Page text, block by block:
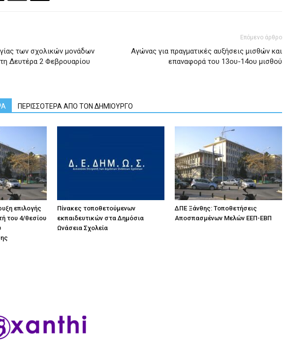
των σχολικών μονάδων
Δευτέρα 2 Φεβρουαρίου
Επόμενο άρθρο
Αγώνας για πραγματικές αυξήσεις μισθών και
επαναφορά του 13ου-14ου μισθού
ΠΕΡΙΣΣΟΤΕΡΑ ΑΠΟ ΤΟΝ ΔΗΜΙΟΥΡΓΟ
επιλογής
του 4/θεσίου
Πίνακες τοποθετούμενων
εκπαιδευτικών στα Δημόσια
Ωνάσεια Σχολεία
ΔΠΕ Ξάνθης: Τοποθετήσεις
Αποσπασμένων Μελών ΕΕΠ-ΕΒΠ